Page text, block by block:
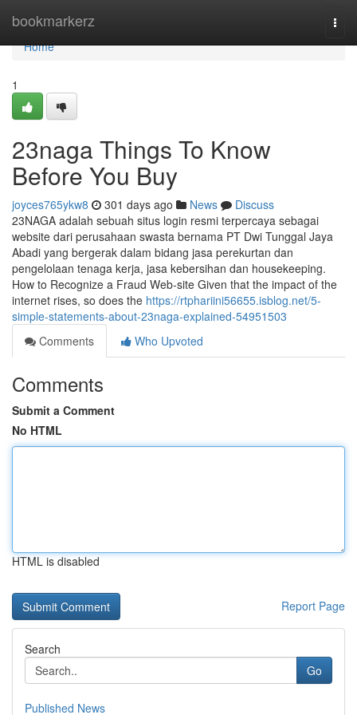
bookmarkerz
Home
Home
1
23naga Things To Know
Before You Buy
joyces765ykw8 301 days ago News
Discuss
23NAGA adalah sebuah situs login resmi terpercaya sebagai
website dari perusahaan swasta bernama PT Dwi Tunggal Jaya
Abadi yang bergerak dalam bidang jasa perekurtan dan
pengelolaan tenaga kerja, jasa kebersihan dan housekeeping.
How to Recognize a Fraud Web-site Given that the impact of the
internet rises, so does the https://rtphariini56655.isblog.net/5-
simple-statements-about-23naga-explained-54951503
Comments
Who Upvoted
Comments
Submit a Comment
No HTML
HTML is disabled
Report Page
Search
Go
Published News